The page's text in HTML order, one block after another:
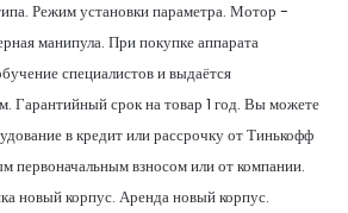
Режим установки параметра. Мотор -
манипула. При покупке аппарата
специалистов и выдаётся
Гарантийный срок на товар 1 год. Вы можете
в кредит или рассрочку от Тинькофф
первоначальным взносом или от компании.
новый корпус. Аренда новый корпус.